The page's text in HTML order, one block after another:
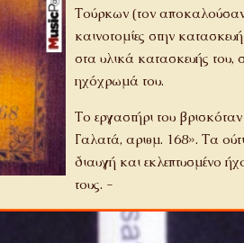
Τούρκων (τον
καινοτομίες στην
στα υλικά κατασκευής
ηχόχρωμά του.
Το εργαστήρι του
Γαλατά, αριθμ. 168». Τα
διαυγή και εκλεπτυσμένο
τους. -